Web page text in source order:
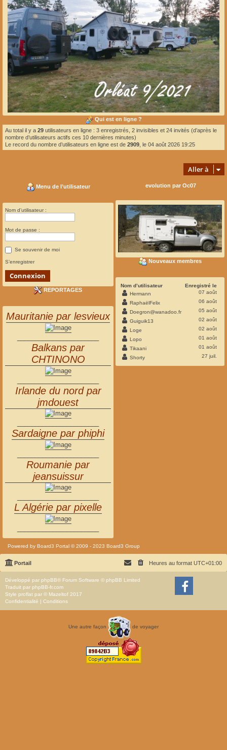
Qui est en ligne ?
Au total il y a 29 utilisateurs en ligne : 3 enregistrés, 2 invisibles et 24 invités (d’après le
nombre d’utilisateurs actifs ces 10 dernières minutes)
Le record du nombre d’utilisateurs en ligne est de 2909, le 04 août 2026 19:25
Aller à
Menu de l’utilisateur
Nom d’utilisateur :
Mot de passe :
Se souvenir de moi
S’enregistrer
REPORTAGES
Mauritanie par lesvieux
Balkans par
CHTINONO
Irlande du nord par
jmdouest
Sardaigne par phiphi
Roumanie par
jeansuissur
L Algérie par pixelle
evolution par Oc07
Nouveaux membres
Nom d’utilisateur
Enregistré le
Hermann
07 août
RaphaëlFelix
06 août
Doegron@wanadoo.fr
05 août
Guiguik13
02 août
Loge
02 août
Lopo
01 août
Tikaani
01 août
Shorty
27 juil.
Powered by Board3 Portal © 2009 - 2023 Board3 Group
Portail Heures au format UTC+01:00
Développé par phpBB® Forum Software © phpBB Limited
Traduit par phpBB-fr.com
Style proflat par © Mazeltof 2017
Confidentialité | Conditions
Une autre façon de voyager